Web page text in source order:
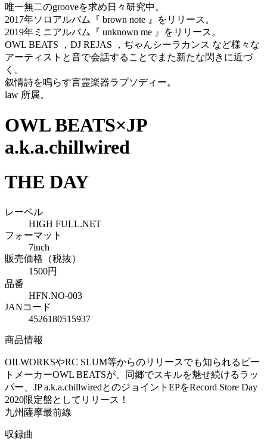
唯一無二のgrooveを求め日々研究中。
2017年ソロアルバム『 brown note 』をリリース。
2019年ミニアルバム『 unknown me 』をリリース。
OWL BEATS ，DJ REJAS ，ぢゃんシーラカンス など様々な
アーティストと音で会話することでまた新たな閃きに近づ
く。
叙情詩を鳴らす言霊楽器ラプソディー。
law 所属。
OWL BEATS×JP
a.k.a.chillwired
THE DAY
レーベル
HIGH FULL.NET
フォーマット
7inch
販売価格（税抜）
1500円
品番
HFN.NO-003
JANコード
4526180515937
商品情報
OILWORKSやRC SLUM等からのリリースでも知られるビー
トメーカーOWL BEATSが、同郷でスキルを魅せ続けるラッ
パー、JP a.k.a.chillwiredとのジョイントEPをRecord Store Day
2020限定盤としてリリース！
九州薩摩最前線
収録曲